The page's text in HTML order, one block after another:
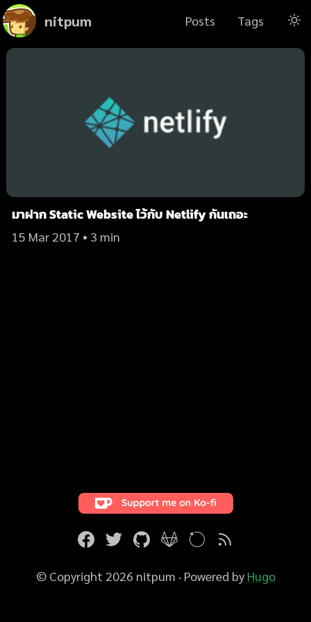
nitpum Posts Tags
มาฝาก Static Website ไว้กับ Netlify กันเถอะ
15 Mar 2017 • 3 min
© Copyright 2026 nitpum · Powered by Hugo